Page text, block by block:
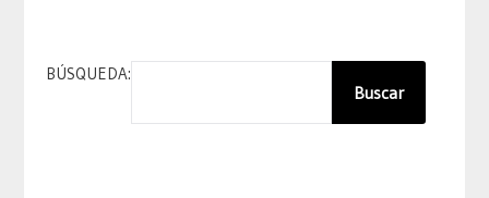
BÚSQUEDA:
Buscar